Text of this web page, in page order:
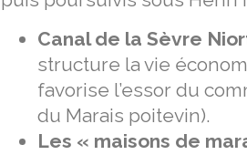
Canal de la Sèvre
structure la vie
favorise l’essor du
du Marais poitevin).
Les « maisons de